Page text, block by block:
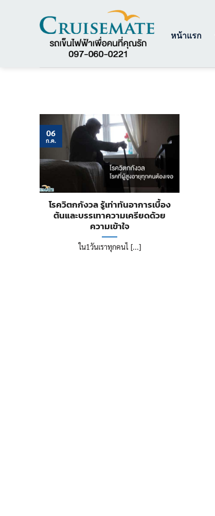
หน้าแรก
โรควิตกกังวล รู้เท่าทันอาการเบื้อง
ต้นและบรรเทาความเครียดด้วย
ความเข้าใจ
ใน1วันเราทุกคนไ [...]
06
ก.ค.